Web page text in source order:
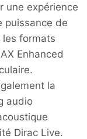
une expérience
puissance de
les formats
Enhanced
la
audio
Dirac Live.